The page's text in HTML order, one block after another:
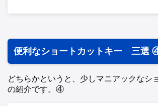
便利なショートカットキー 三選
どちらかというと、少しマニアックなシ
の紹介です。④